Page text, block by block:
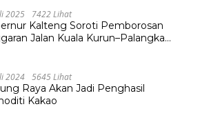
2025 7422 Lihat
Kalteng Soroti Pemborosan
Jalan Kuala Kurun–Palangka
2024 5645 Lihat
Raya Akan Jadi Penghasil
Kakao